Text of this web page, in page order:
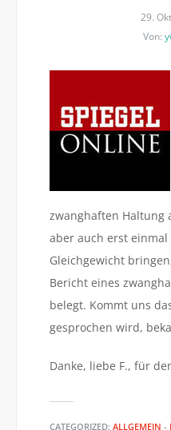
29.
Von:
zwanghaften Haltung
aber auch erst
Gleichgewicht
Bericht eines
belegt. Kommt uns
gesprochen wird,
Danke, liebe F., für
CATEGORIZED: ALLGEMEIN -